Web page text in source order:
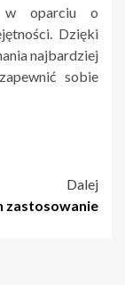
w oparciu o
Dzięki
najbardziej
sobie
Dalej
zastosowanie